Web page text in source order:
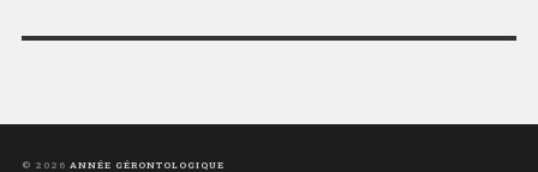
© 2026 ANNÉE GÉRONTOLOGIQUE